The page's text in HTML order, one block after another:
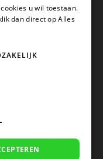
u wil toestaan.
dan direct op Alles